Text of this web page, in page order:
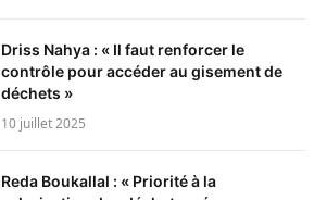
Driss Nahya : « Il faut renforcer le
contrôle pour accéder au gisement de
déchets »
10 juillet 2025
Reda Boukallal : « Priorité à la